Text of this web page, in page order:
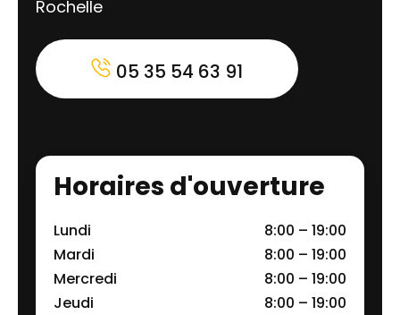
Rochelle
05 35 54 63 91
Horaires d'ouverture
Lundi
8:00 – 19:00
Mardi
8:00 – 19:00
Mercredi
8:00 – 19:00
Jeudi
8:00 – 19:00